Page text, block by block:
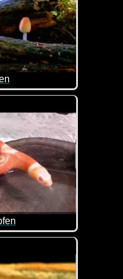
dass diese Bilder
dass es so was